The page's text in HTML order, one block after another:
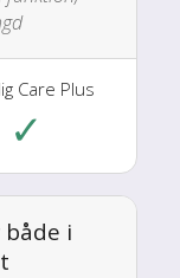
✓
både i